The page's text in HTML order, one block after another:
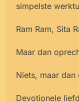
simpelste
Ram Ram, Sita
Maar dan
Niets, maar
Devotionele